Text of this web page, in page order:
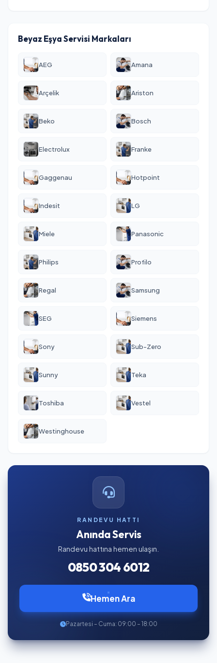
Beyaz Eşya Servisi Markaları
AEG Amana
Arçelik Ariston
Beko Bosch
Electrolux Franke
Gaggenau Hotpoint
Indesit LG
Miele Panasonic
Philips Profilo
Regal Samsung
SEG Siemens
Sony Sub-Zero
Sunny Teka
Toshiba Vestel
Westinghouse
RANDEVU HATTI
Anında Servis
Randevu hattına hemen ulaşın.
0850 304 6012
Hemen Ara
Pazartesi – Cuma: 09:00 – 18:00